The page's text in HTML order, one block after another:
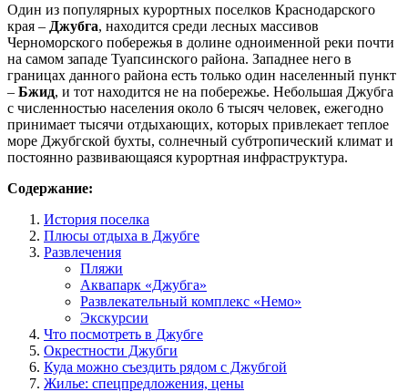
Один из популярных курортных поселков Краснодарского
края – Джубга, находится среди лесных массивов
Черноморского побережья в долине одноименной реки почти
на самом западе Туапсинского района. Западнее него в
границах данного района есть только один населенный пункт
– Бжид, и тот находится не на побережье. Небольшая Джубга
с численностью населения около 6 тысяч человек, ежегодно
принимает тысячи отдыхающих, которых привлекает теплое
море Джубгской бухты, солнечный субтропический климат и
постоянно развивающаяся курортная инфраструктура.
Содержание:
История поселка
Плюсы отдыха в Джубге
Развлечения
Пляжи
Аквапарк «Джубга»
Развлекательный комплекс «Немо»
Экскурсии
Что посмотреть в Джубге
Окрестности Джубги
Куда можно съездить рядом с Джубгой
Жилье: спецпредложения, цены